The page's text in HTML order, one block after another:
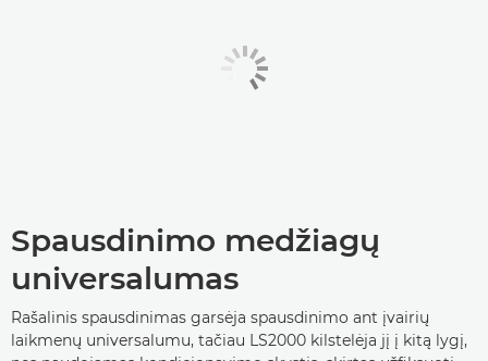
Spausdinimo medžiagų
universalumas
Rašalinis spausdinimas garsėja spausdinimo ant įvairių
laikmenų universalumu, tačiau LS2000 kilstelėja jį į kitą lygį,